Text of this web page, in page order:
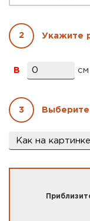
2 Укажите
B см
3
Материал*